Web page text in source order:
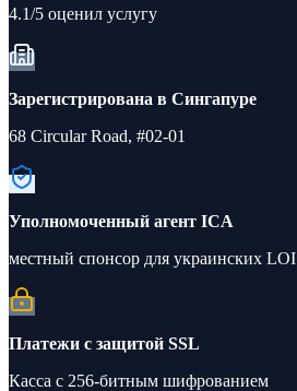
4.1/5 оценил услугу
Зарегистрирована в Сингапуре
68 Circular Road, #02-01
Уполномоченный агент ICA
местный спонсор для украинских LOI
Платежи с защитой SSL
Касса с 256-битным шифрованием